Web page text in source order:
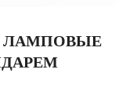
- ЛАМПОВЫЕ